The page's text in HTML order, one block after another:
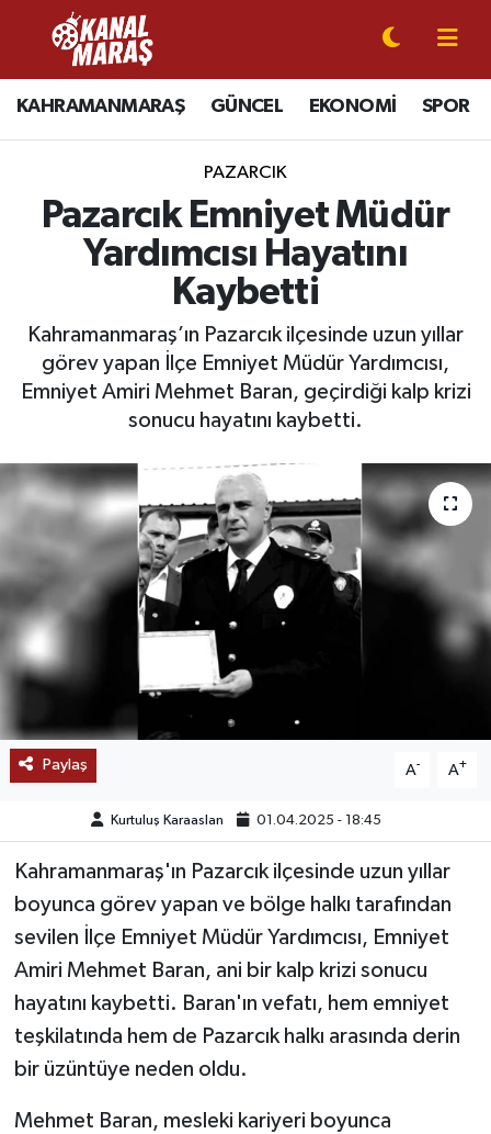
KAHRAMANMARAŞ GÜNCEL EKONOMİ SPOR
PAZARCIK
Pazarcık Emniyet Müdür
Yardımcısı Hayatını
Kaybetti
Kahramanmaraş’ın Pazarcık ilçesinde uzun yıllar
görev yapan İlçe Emniyet Müdür Yardımcısı,
Emniyet Amiri Mehmet Baran, geçirdiği kalp krizi
sonucu hayatını kaybetti.
Paylaş A- A+
Kurtuluş Karaaslan 01.04.2025 - 18:45
Kahramanmaraş'ın Pazarcık ilçesinde uzun yıllar
boyunca görev yapan ve bölge halkı tarafından
sevilen İlçe Emniyet Müdür Yardımcısı, Emniyet
Amiri Mehmet Baran, ani bir kalp krizi sonucu
hayatını kaybetti. Baran'ın vefatı, hem emniyet
teşkilatında hem de Pazarcık halkı arasında derin
bir üzüntüye neden oldu.
Mehmet Baran, mesleki kariyeri boyunca
CANLI YAYIN
KAHRAMANMARAŞ
SPOR
EKONOMİ
GÜNDEM
MAGAZİN
SAĞLIK
EĞİTİM
POPÜLER
DÜNYA
TREND
MEDYA
OTOMOTİV
TEKNOLOJİ
Kahramanmaraş Nöbetçi Eczaneler
Kahramanmaraş Hava Durumu
Kahramanmaraş Namaz Vakitleri
Kahramanmaraş Trafik Yoğunluk Haritası
Süper Lig Puan Durumu ve Fikstür
Tüm Manşetler
Son Dakika Haberleri
Haber Arşivi